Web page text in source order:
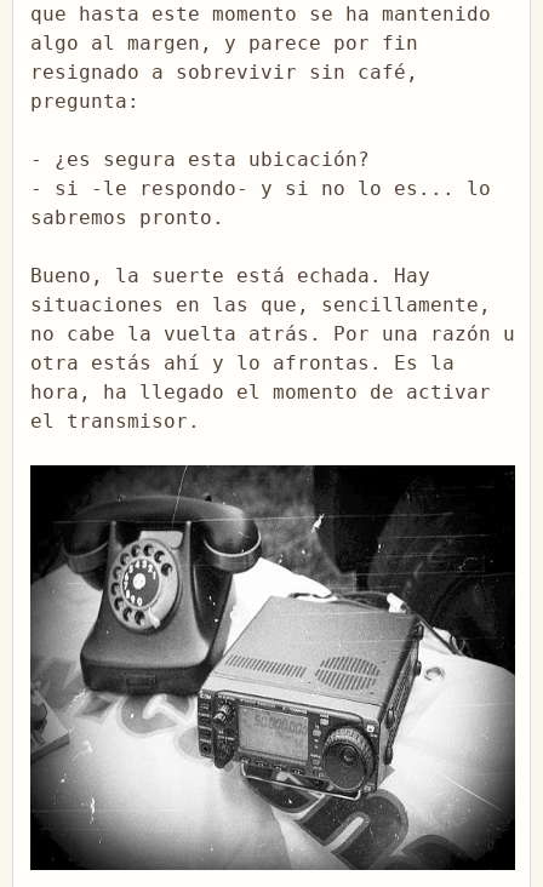
que hasta este momento se ha mantenido
algo al margen, y parece por fin
resignado a sobrevivir sin café,
pregunta:
- ¿es segura esta ubicación?
- si -le respondo- y si no lo es... lo
sabremos pronto.
Bueno, la suerte está echada. Hay
situaciones en las que, sencillamente,
no cabe la vuelta atrás. Por una razón u
otra estás ahí y lo afrontas. Es la
hora, ha llegado el momento de activar
el transmisor.